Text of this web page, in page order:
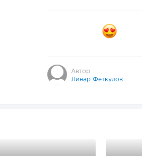
Автор
Линар Феткулов